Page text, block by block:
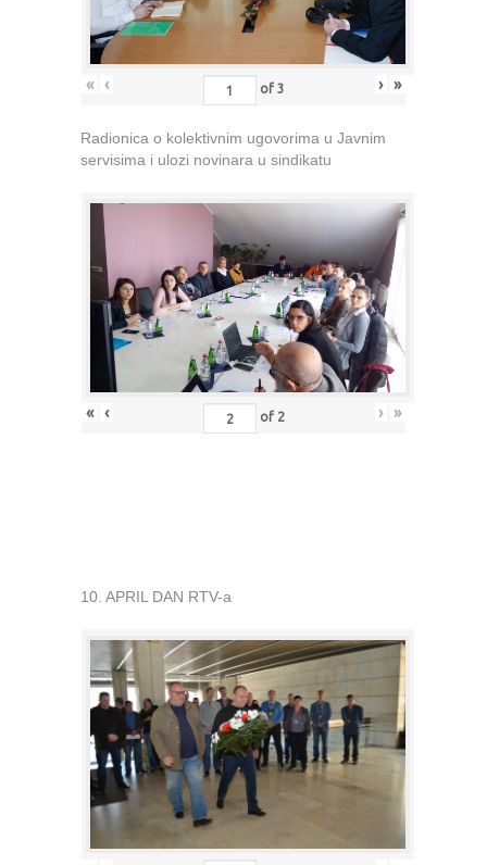
« ‹ of 3 › »
Radionica o kolektivnim ugovorima u Javnim
servisima i ulozi novinara u sindikatu
« ‹ of 2 › »
10. APRIL DAN RTV-a